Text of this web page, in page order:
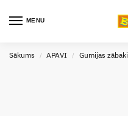
MENU
Sākums / APAVI / Gumijas zābaki